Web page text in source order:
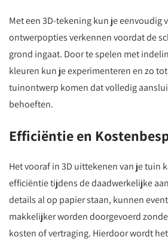
Met een 3D-tekening kun je eenvoudig
ontwerpopties verkennen voordat de
grond ingaat. Door te spelen met
kleuren kun je experimenteren en zo
tuinontwerp komen dat volledig
behoeften.
Efficiëntie en
Het vooraf in 3D uittekenen van je tuin
efficiëntie tijdens de daadwerkelijke
details al op papier staan, kunnen
makkelijker worden doorgevoerd
kosten of vertraging. Hierdoor wordt